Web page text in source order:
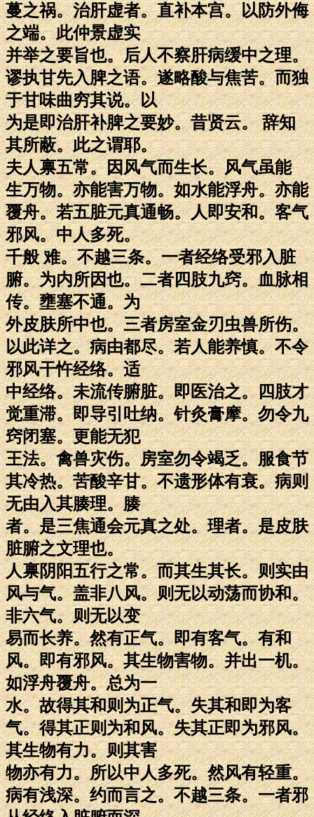
蔓之祸。治肝虚者。直补本宫。以防外侮
之端。此仲景虚实
并举之要旨也。后人不察肝病缓中之理。
谬执甘先入脾之语。遂略酸与焦苦。而独
于甘味曲穷其说。以
为是即治肝补脾之要妙。昔贤云。 辞知
其所蔽。此之谓耶。
夫人禀五常。因风气而生长。风气虽能
生万物。亦能害万物。如水能浮舟。亦能
覆舟。若五脏元真通畅。人即安和。客气
邪风。中人多死。
千般 难。不越三条。一者经络受邪入脏
腑。为内所因也。二者四肢九窍。血脉相
传。壅塞不通。为
外皮肤所中也。三者房室金刃虫兽所伤。
以此详之。病由都尽。若人能养慎。不令
邪风干忤经络。适
中经络。未流传腑脏。即医治之。四肢才
觉重滞。即导引吐纳。针灸膏摩。勿令九
窍闭塞。更能无犯
王法。禽兽灾伤。房室勿令竭乏。服食节
其冷热。苦酸辛甘。不遗形体有衰。病则
无由入其腠理。腠
者。是三焦通会元真之处。理者。是皮肤
脏腑之文理也。
人禀阴阳五行之常。而其生其长。则实由
风与气。盖非八风。则无以动荡而协和。
非六气。则无以变
易而长养。然有正气。即有客气。有和
风。即有邪风。其生物害物。并出一机。
如浮舟覆舟。总为一
水。故得其和则为正气。失其和即为客
气。得其正则为和风。失其正即为邪风。
其生物有力。则其害
物亦有力。所以中人多死。然风有轻重。
病有浅深。约而言之。不越三条。一者邪